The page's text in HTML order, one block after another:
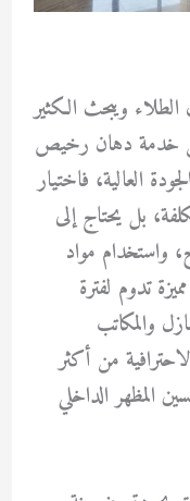
الطلاء ويبحث الكثير
خدمة دهان رخيص
العالية، فاختيار
بل يحتاج إلى
واستخدام مواد
تدوم لفترة
والمكاتب
من أكثر
المظهر الداخلي